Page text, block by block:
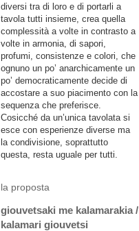
diversi tra di loro e di portarli a
tavola tutti insieme, crea quella
complessità a volte in contrasto a
volte in armonia, di sapori,
profumi, consistenze e colori, che
ognuno un po’ anarchicamente un
po’ democraticamente decide di
accostare a suo piacimento con la
sequenza che preferisce.
Cosicché da un’unica tavolata si
esce con esperienze diverse ma
la condivisione, soprattutto
questa, resta uguale per tutti.
la proposta
giouvetsaki me kalamarakia /
kalamari giouvetsi